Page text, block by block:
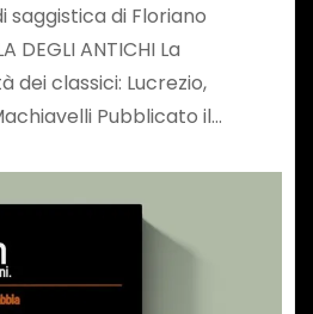
saggistica di Floriano
DEGLI ANTICHI La
classici: Lucrezio,
Pubblicato il…